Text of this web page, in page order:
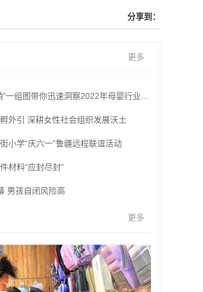
分享到：
更多
组图带你迅速洞察2022年母婴行业消费趋势
外引 深耕女性社会组织发展沃土
小学“庆六一”鲁疆远程联谊活动
材料“应封尽封”
男孩自闭风险高
更多